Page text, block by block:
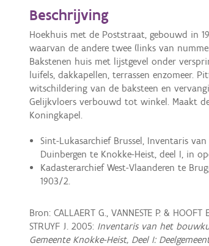
Beschrijving
Hoekhuis met de Poststraat, gebouwd in
waarvan de andere twee (links van
Bakstenen huis met lijstgevel onder
luifels, dakkapellen, terrassen enzomeer.
witschildering van de baksteen en
Gelijkvloers verbouwd tot winkel. Maakt
Koningkapel.
Sint-Lukasarchief Brussel, Inventaris
Duinbergen te Knokke-Heist, deel I, in
Kadasterarchief West-Vlaanderen te
1903/2.
Bron: CALLAERT G., VANNESTE P. &
STRUYF J. 2005: Inventaris van het
Gemeente Knokke-Heist, Deel I: